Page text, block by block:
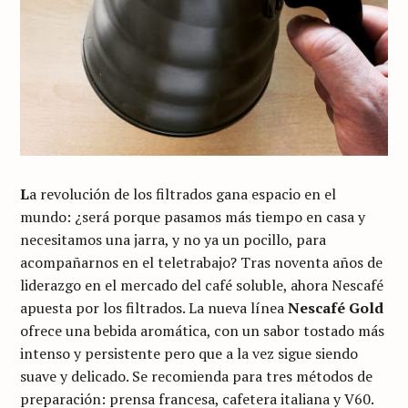
La revolución de los filtrados gana espacio en el
mundo: ¿será porque pasamos más tiempo en casa y
necesitamos una jarra, y no ya un pocillo, para
acompañarnos en el teletrabajo? Tras noventa años de
liderazgo en el mercado del café soluble, ahora Nescafé
apuesta por los filtrados. La nueva líneaNescafé Gold
ofrece una bebida aromática, con un sabor tostado más
intenso y persistente pero que a la vez sigue siendo
suave y delicado. Se recomienda para tres métodos de
preparación: prensa francesa, cafetera italiana y V60.